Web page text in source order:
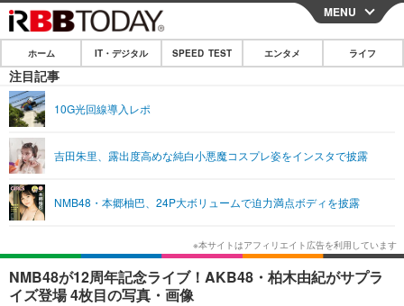
CLOSE
ホーム
IT・デジタル
ショッピング その他
SPEED TEST
エンタメ
エンタメTOP 映画・ドラマ
韓国・芸能
音楽 スポーツ
ライフ
ライフTOP グルメ
ペット ショッピング
リリース一覧
プッシュ通知の停止方法
MENU
ホーム IT・デジタル SPEED TEST エンタメ ライフ
注目記事
10G光回線導入レポ
吉田朱里、露出度高めな純白小悪魔コスプレ姿をインスタで披露
NMB48・本郷柚巴、24P大ボリュームで迫力満点ボディを披露
NMB48が12周年記念ライブ！AKB48・柏木由紀がサプラ
イズ登場 4枚目の写真・画像